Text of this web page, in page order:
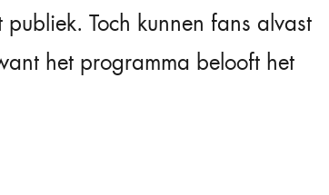
Toch kunnen fans alvast
het programma belooft het